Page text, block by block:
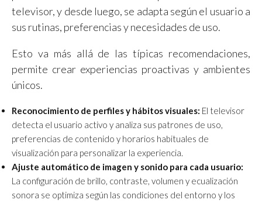
televisor, y desde luego, se adapta según el usuario a
sus rutinas, preferencias y necesidades de uso.
Esto va más allá de las típicas recomendaciones,
permite crear experiencias proactivas y ambientes
únicos.
Reconocimiento de perfiles y hábitos visuales: El televisor
detecta el usuario activo y analiza sus patrones de uso,
preferencias de contenido y horarios habituales de
visualización para personalizar la experiencia.
Ajuste automático de imagen y sonido para cada usuario:
La configuración de brillo, contraste, volumen y ecualización
sonora se optimiza según las condiciones del entorno y los